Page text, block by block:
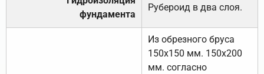
фундамента
Рубероид в два слоя.
Из обрезного бруса
150х150 мм. 150х200
мм. согласно